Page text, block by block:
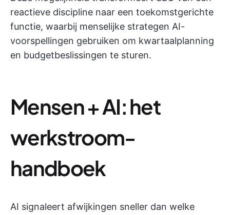
reactieve discipline naar een toekomstgerichte
functie, waarbij menselijke strategen AI-
voorspellingen gebruiken om kwartaalplanning
en budgetbeslissingen te sturen.
Mensen + AI: het
werkstroom-
handboek
AI signaleert afwijkingen sneller dan welke